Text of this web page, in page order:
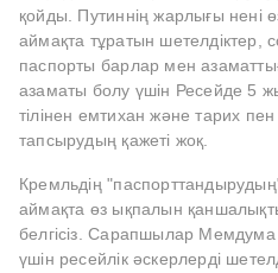
қойды. Путиннің жарлығы нені
аймақта тұратын шетелдіктер,
паспорты барлар мен
азаматы болу үшін Ресейде 5
тілінен емтихан және тарих
тапсырудың қажеті жоқ.
Кремльдің
аймақта өз ықпалын
белгісіз. Сарапшылар
үшін ресейлік әскерлерді